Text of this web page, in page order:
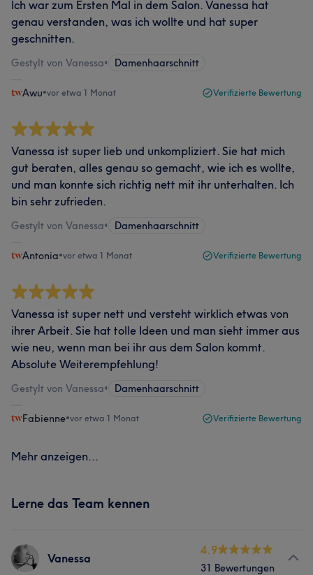
Ich war zum Ersten Mal in dem Salon. Vanessa hat
genau verstanden, was ich wollte und hat super
geschnitten.
Gestylt von Vanessa• Damenhaarschnitt
Awu•vor etwa 1 Monat Verifizierte Bewertung
Vanessa ist super lieb und unkompliziert. Sie hat mich
gut beraten, alles genau so gemacht, wie ich es wollte,
und man konnte sich richtig nett mit ihr unterhalten. Ich
bin sehr zufrieden.
Gestylt von Vanessa• Damenhaarschnitt
Antonia•vor etwa 1 Monat Verifizierte Bewertung
Vanessa ist super nett und versteht wirklich etwas von
ihrer Arbeit. Sie hat tolle Ideen und man sieht immer aus
wie neu, wenn man bei ihr aus dem Salon kommt.
Absolute Weiterempfehlung!
Gestylt von Vanessa• Damenhaarschnitt
Fabienne•vor etwa 1 Monat Verifizierte Bewertung
Mehr anzeigen...
Lerne das Team kennen
Vanessa
4.9
31 Bewertungen